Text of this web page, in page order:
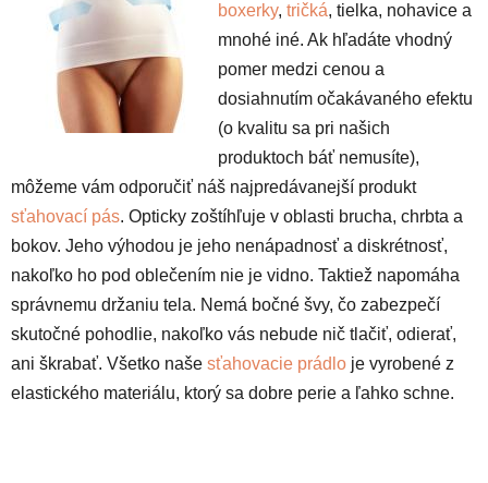
boxerky, tričká, tielka, nohavice a
mnohé iné. Ak hľadáte vhodný
pomer medzi cenou a
dosiahnutím očakávaného efektu
(o kvalitu sa pri našich
produktoch báť nemusíte),
môžeme vám odporučiť náš najpredávanejší produkt
sťahovací pás. Opticky zoštíhľuje v oblasti brucha, chrbta a
bokov. Jeho výhodou je jeho nenápadnosť a diskrétnosť,
nakoľko ho pod oblečením nie je vidno. Taktiež napomáha
správnemu držaniu tela. Nemá bočné švy, čo zabezpečí
skutočné pohodlie, nakoľko vás nebude nič tlačiť, odierať,
ani škrabať. Všetko naše sťahovacie prádlo je vyrobené z
elastického materiálu, ktorý sa dobre perie a ľahko schne.